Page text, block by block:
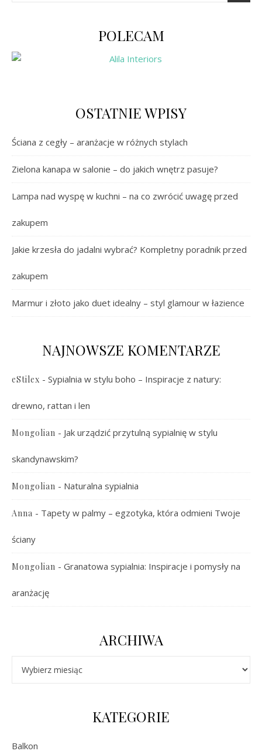
POLECAM
OSTATNIE WPISY
Ściana z cegły – aranżacje w różnych stylach
Zielona kanapa w salonie – do jakich wnętrz pasuje?
Lampa nad wyspę w kuchni – na co zwrócić uwagę przed
zakupem
Jakie krzesła do jadalni wybrać? Kompletny poradnik przed
zakupem
Marmur i złoto jako duet idealny – styl glamour w łazience
NAJNOWSZE KOMENTARZE
eStilex - Sypialnia w stylu boho – Inspiracje z natury:
drewno, rattan i len
Mongolian - Jak urządzić przytulną sypialnię w stylu
skandynawskim?
Mongolian - Naturalna sypialnia
Anna - Tapety w palmy – egzotyka, która odmieni Twoje
ściany
Mongolian - Granatowa sypialnia: Inspiracje i pomysły na
aranżację
ARCHIWA
KATEGORIE
Balkon